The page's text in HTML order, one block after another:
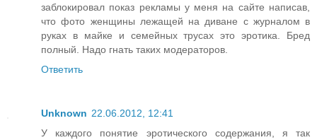
заблокировал показ рекламы у меня на сайте написав,
что фото женщины лежащей на диване с журналом в
руках в майке и семейных трусах это эротика. Бред
полный. Надо гнать таких модераторов.
Ответить
Unknown 22.06.2012, 12:41
У каждого понятие эротического содержания, я так